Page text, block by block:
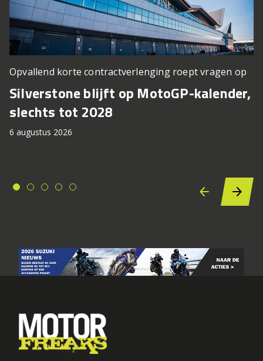
Opvallend korte contractverlenging roept vragen op
Silverstone blijft op MotoGP-kalender,
slechts tot 2028
6 augustus 2026